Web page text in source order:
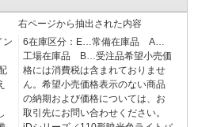
右ページから抽出された内容
6在庫区分：E…常備在庫品 A…
工場在庫品 B…受注品希望小売価
格には消費税は含まれておりませ
ん。希望小売価格表示のない商品
の納期および価格については、お
取引先にお問い合わせください。